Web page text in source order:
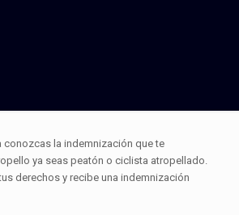
conozcas la indemnización que te
ya seas peatón o ciclista atropellado.
derechos y recibe una indemnización